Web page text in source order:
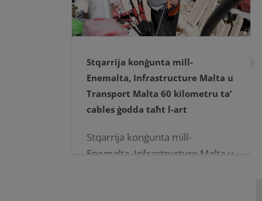
Stqarrija konġunta mill-
Enemalta, Infrastructure Malta u
Transport Malta 60 kilometru ta’
cables ġodda taħt l-art
Stqarrija konġunta mill-
Enemalta, Infrastructure Malta u